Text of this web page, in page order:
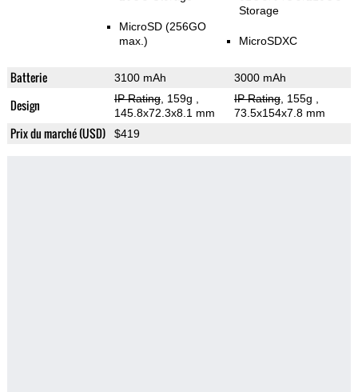
MicroSD (256GO
max.)
Storage
MicroSDXC
Batterie 3100 mAh 3000 mAh
Design IP Rating, 159g
145.8x72.3x8.1 mm
IP Rating, 155g
73.5x154x7.8 mm
Prix du marché (USD) $419